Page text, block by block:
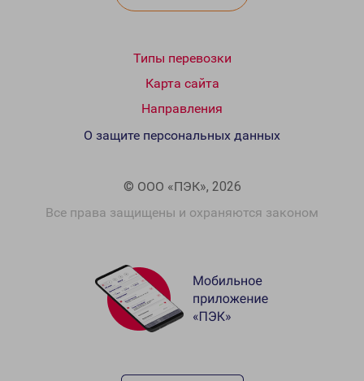
Типы перевозки
Карта сайта
Направления
© ООО «ПЭК», 2026
Все права защищены и охраняются законом
О защите персональных данных